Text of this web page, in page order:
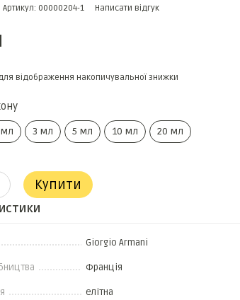
Артикул: 00000204-1 Написати відгук
відображення накопичувальної знижки
3 мл 5 мл 10 мл 20 мл
Купити
Giorgio Armani
Франція
елітна